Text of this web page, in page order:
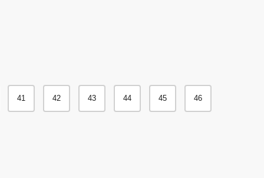
41 42 43 44 45 46